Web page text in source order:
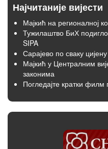
Најчитаније вијести
Мајкић на регионалној
Тужилаштво БиХ
SIPA
Сарајево по сваку
Мајкић у Централним
законима
Погледајте кратки